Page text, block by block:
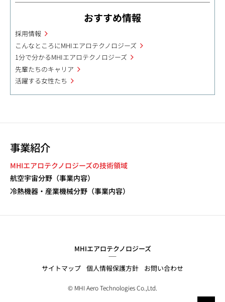
おすすめ情報
採用情報
こんなところにMHIエアロテクノロジーズ
1分で分かるMHIエアロテクノロジーズ
先輩たちのキャリア
活躍する女性たち
事業紹介
MHIエアロテクノロジーズの技術領域
航空宇宙分野（事業内容）
冷熱機器・産業機械分野（事業内容）
MHIエアロテクノロジーズ
サイトマップ 個人情報保護方針 お問い合わせ
© MHI Aero Technologies Co.,Ltd.